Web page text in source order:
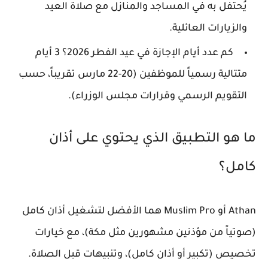
يُحتفل به في المساجد والمنازل مع صلاة العيد
والزيارات العائلية.
كم عدد أيام الإجازة في عيد الفطر 2026؟
3 أيام
متتالية رسمياً للموظفين (20-22 مارس تقريباً، حسب
التقويم الرسمي وقرارات مجلس الوزراء).
ما هو التطبيق الذي يحتوي على أذان
كامل؟
Athan أو Muslim Pro هما الأفضل لتشغيل أذان كامل
(صوتياً من مؤذنين مشهورين مثل مكة)، مع خيارات
تخصيص (تكبير أو أذان كامل)، وتنبيهات قبل الصلاة.